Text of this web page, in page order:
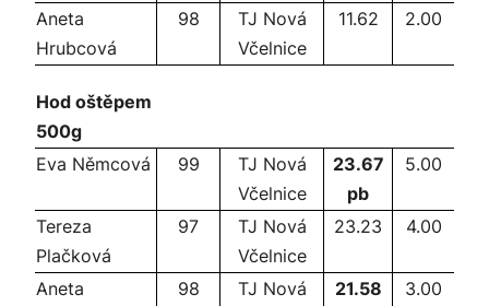
Aneta
Hrubcová
98
TJ Nová
Včelnice
11.62 2.00
Hod oštěpem
500g
Eva Němcová
99
TJ Nová
Včelnice
23.67
pb
5.00
Tereza
Plačková
97
TJ Nová
Včelnice
23.23 4.00
Aneta
98
TJ Nová
21.58
3.00